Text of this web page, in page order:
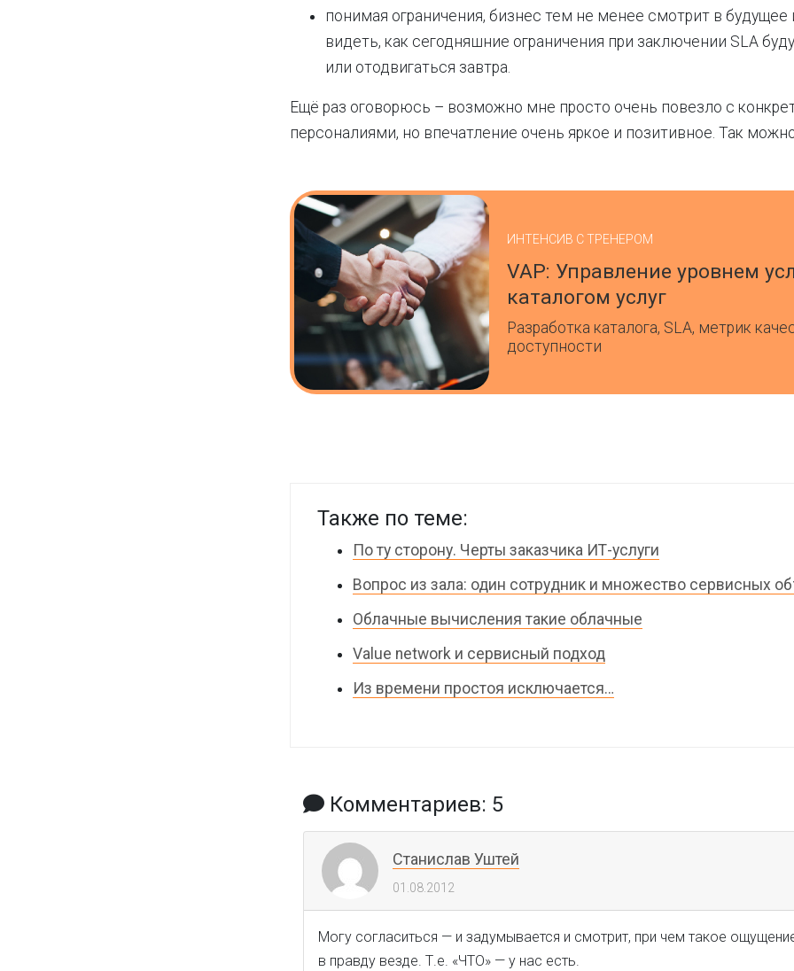
понимая ограничения, бизнес тем не менее смотрит в будущее
видеть, как сегодняшние ограничения при заключении SLA
или отодвигаться завтра.
Ещё раз оговорюсь – возможно мне просто очень повезло с
персоналиями, но впечатление очень яркое и позитивное. Так
ИНТЕНСИВ С ТРЕНЕРОМ
VAP: Управление уровнем
каталогом услуг
Разработка каталога, SLA, метрик
доступности
Также по теме:
По ту сторону. Черты заказчика ИТ-услуги
Вопрос из зала: один сотрудник и множество сервисных
Облачные вычисления такие облачные
Value network и сервисный подход
Из времени простоя исключается…
Комментариев: 5
Станислав Уштей
01.08.2012
Могу согласиться — и задумывается и смотрит, при чем такое
в правду везде. Т.е. «ЧТО» — у нас есть.